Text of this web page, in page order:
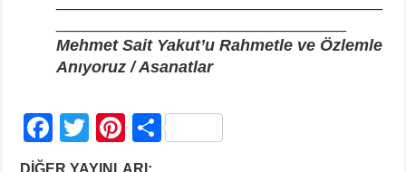
Mehmet Sait Yakut’u Rahmetle ve Özlemle
Anıyoruz / Asanatlar
F
a
T
wi
Pi
nt
S
DİĞER YAYINLARI: